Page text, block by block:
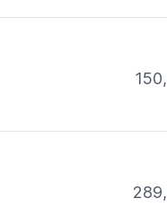
150,
289,